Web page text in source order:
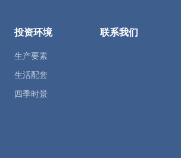
投资环境
生产要素
生活配套
四季时景
联系我们